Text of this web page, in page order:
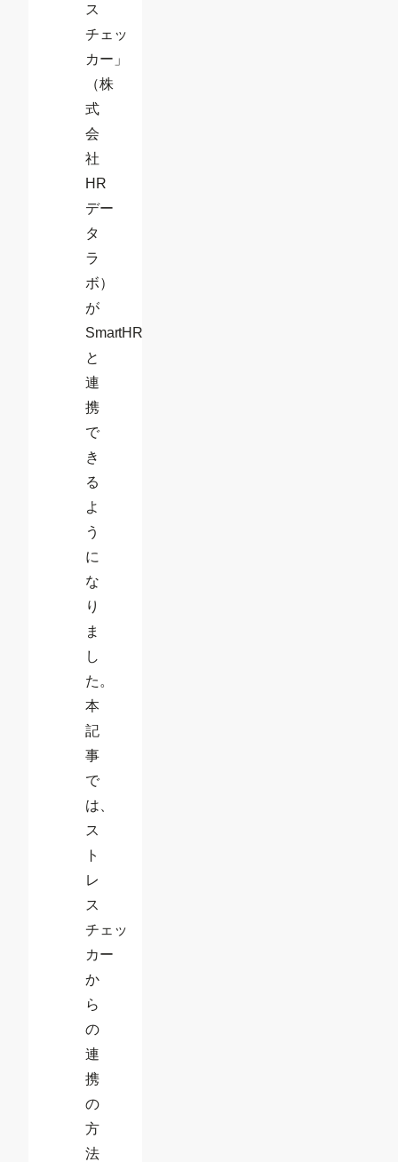
ス
チェッ
カー」
（株
式
会
社
HR
デー
タ
ラ
ボ）
が
SmartHR
と
連
携
で
き
る
よ
う
に
な
り
ま
し
た。
本
記
事
で
は、
ス
ト
レ
ス
チェッ
カー
か
ら
の
連
携
の
方
法